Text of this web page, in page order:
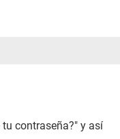
contraseña?" y así